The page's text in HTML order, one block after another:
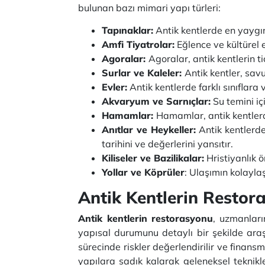
bulunan bazı mimari yapı türleri:
Tapınaklar: Antik kentlerde en
Amfi Tiyatrolar: Eğlence ve kültürel
Agoralar: Agoralar, antik kentlerin
Surlar ve Kaleler: Antik kentler,
Evler: Antik kentlerde farklı
Akvaryum ve Sarnıçlar: Su temini
Hamamlar: Hamamlar, antik
Anıtlar ve Heykeller: Antik
tarihini ve değerlerini yansıtır.
Kiliseler ve Bazilikalar: Hristiyanlık
Yollar ve Köprüler: Ulaşımın
Antik Kentlerin
Antik kentlerin restorasyonu,
yapısal durumunu detaylı bir şekilde
sürecinde riskler değerlendirilir ve
yapılara sadık kalarak geleneksel